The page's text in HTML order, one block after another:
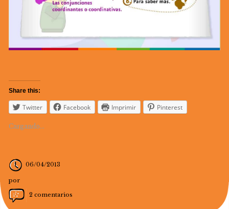
Share this:
Twitter Facebook Imprimir Pinterest
Cargando...
06/04/2013
por
2 comentarios